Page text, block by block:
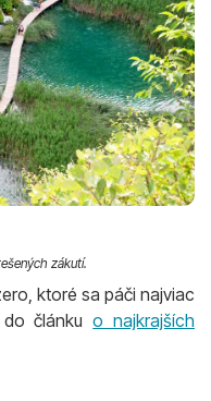
zákutí.
ktoré sa páči najviac
do článkuo najkrajších